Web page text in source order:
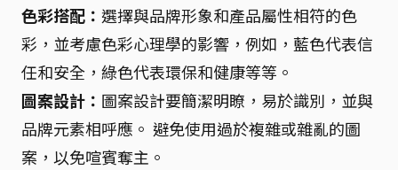
色彩搭配： 選擇與品牌形象和產品屬性相符的色
彩，並考慮色彩心理學的影響，例如，藍色代表信
任和安全，綠色代表環保和健康等等。
圖案設計： 圖案設計要簡潔明瞭，易於識別，並與
品牌元素相呼應。 避免使用過於複雜或雜亂的圖
案，以免喧賓奪主。